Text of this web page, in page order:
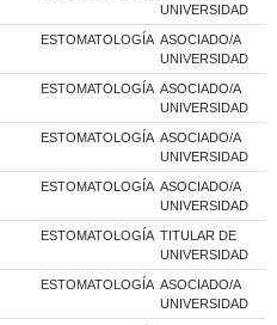
UNIVERSIDAD
ESTOMATOLOGÍA ASOCIADO/A
UNIVERSIDAD
ESTOMATOLOGÍA ASOCIADO/A
UNIVERSIDAD
ESTOMATOLOGÍA ASOCIADO/A
UNIVERSIDAD
ESTOMATOLOGÍA ASOCIADO/A
UNIVERSIDAD
ESTOMATOLOGÍA TITULAR DE
UNIVERSIDAD
ESTOMATOLOGÍA ASOCIADO/A
UNIVERSIDAD